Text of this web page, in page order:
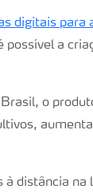
digitais para
a
o
distância na